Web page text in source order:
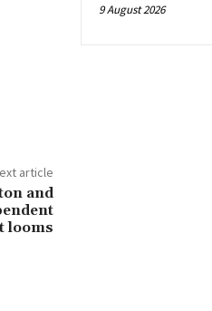
article
and
looms
9 August 2026